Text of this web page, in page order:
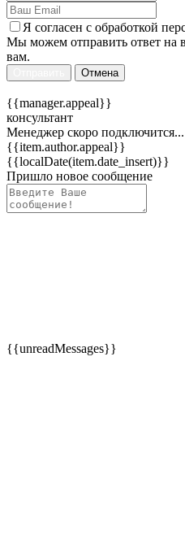
Я согласен c обработкой
Мы можем отправить ответ на
вам.
Отмена
{{manager.appeal}}
консультант
Менеджер скоро подключится...
{{item.author.appeal}}
{{localDate(item.date_insert)}}
Пришло новое сообщение
{{unreadMessages}}